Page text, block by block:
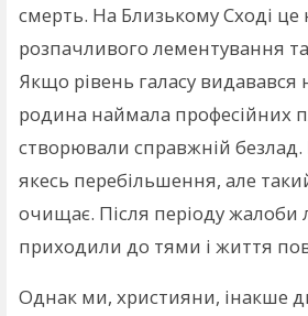
смерть. На Близькому Сході це
розпачливого лементування
Якщо рівень галасу видавався
родина наймала професійних
створювали справжній
якесь перебільшення, але
очищає. Після періоду
приходили до тями і життя
Однак ми, християни, інакше